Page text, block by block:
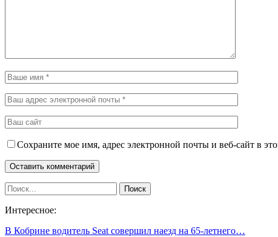
Сохраните мое имя, адрес электронной почты и веб-сайт в
Интересное:
В Кобрине водитель Seat совершил наезд на 65-летнего…